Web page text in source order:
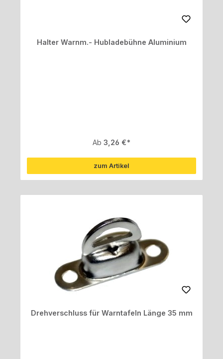
Halter Warnm.- Hubladebühne Aluminium
Regulärer Preis:
Ab 3,26 €
zum Artikel
Drehverschluss für Warntafeln Länge 35 mm